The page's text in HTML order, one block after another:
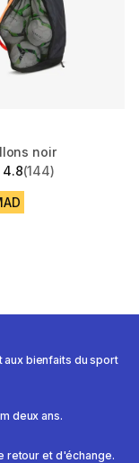
noir
4.8
5 stars from 144
(144)
aux bienfaits du sport
deux ans.
retour et d'échange.